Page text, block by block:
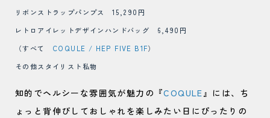
リボンストラップパンプス 15,290円
レトロアイレットデザインハンドバッグ 6,490円
（すべて COQULE / HEP FIVE B1F）
その他スタイリスト私物
知的でヘルシーな雰囲気が魅力の『COQULE』には、ち
ょっと背伸びしておしゃれを楽しみたい日にぴったりの